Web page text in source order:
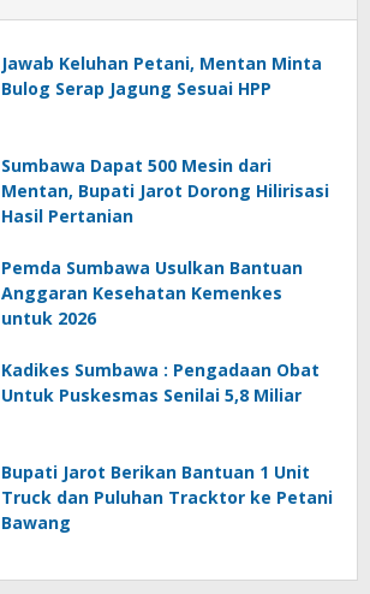
Jawab Keluhan Petani, Mentan Minta
Bulog Serap Jagung Sesuai HPP
Sumbawa Dapat 500 Mesin dari
Mentan, Bupati Jarot Dorong Hilirisasi
Hasil Pertanian
Pemda Sumbawa Usulkan Bantuan
Anggaran Kesehatan Kemenkes
untuk 2026
Kadikes Sumbawa : Pengadaan Obat
Untuk Puskesmas Senilai 5,8 Miliar
Bupati Jarot Berikan Bantuan 1 Unit
Truck dan Puluhan Tracktor ke Petani
Bawang